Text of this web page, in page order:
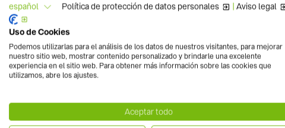
Por tercer año consecutivo en España , y primero en
mercados EuPD Research ha otorgado a BayWa r.e.
los mejores mayoristas por nuestra actividad
reconoce el liderazgo de la empresa en el mercado
clientes.
La calidad y el buen servicio son nuestra prioridad. La
depositan en nosotros es clave para alcanzar todos
español Política de protección de datos personales | Aviso legal
Uso de Cookies
Podemos utilizarlas para el análisis de los datos de nuestros visitantes, para mejorar
nuestro sitio web, mostrar contenido personalizado y brindarle una excelente
experiencia en el sitio web. Para obtener más información sobre las cookies que
utilizamos, abre los ajustes.
Aceptar todo